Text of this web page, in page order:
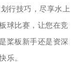
行技巧，尽享水上
球比赛，让您在竞
桨板新手还是资深
乐。